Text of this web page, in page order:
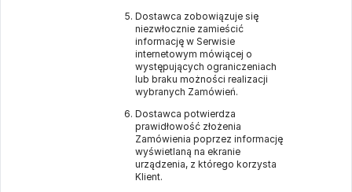
Dostawca zobowiązuje się
niezwłocznie zamieścić
informację w Serwisie
internetowym mówiącej o
występujących ograniczeniach
lub braku możności realizacji
wybranych Zamówień.
Dostawca potwierdza
prawidłowość złożenia
Zamówienia poprzez informację
wyświetlaną na ekranie
urządzenia, z którego korzysta
Klient.